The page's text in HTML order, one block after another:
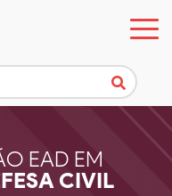
EAD EM
CIVIL